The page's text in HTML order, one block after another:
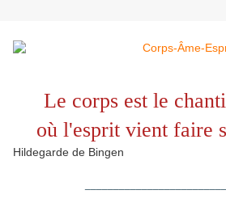
Le corps est le
où l'esprit vient faire
Hildegarde de Bingen